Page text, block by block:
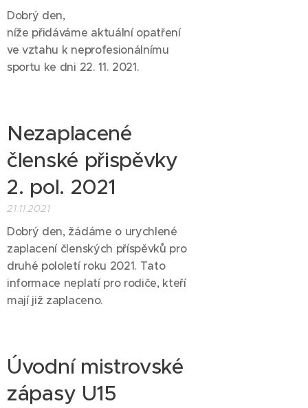
Dobrý den,
níže přidáváme aktuální opatření
ve vztahu k neprofesionálnímu
sportu ke dni 22. 11. 2021.
Nezaplacené
členské přispěvky
2. pol. 2021
21.11.2021
Dobrý den, žádáme o urychlené
zaplacení členských příspěvků pro
druhé pololetí roku 2021. Tato
informace neplatí pro rodiče, kteří
mají již zaplaceno.
Úvodní mistrovské
zápasy U15